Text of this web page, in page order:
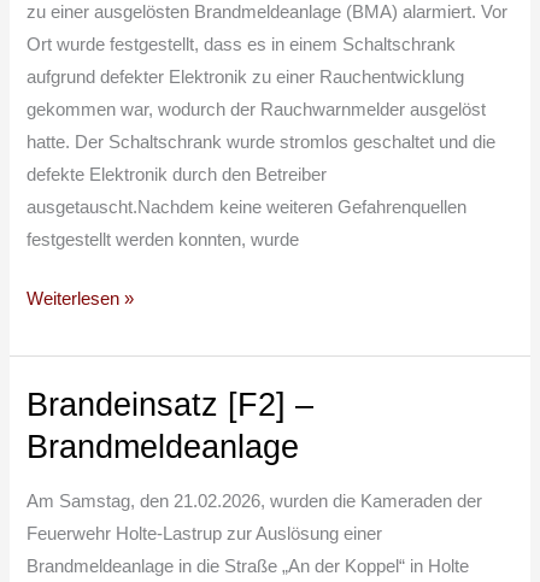
zu einer ausgelösten Brandmeldeanlage (BMA) alarmiert. Vor
Ort wurde festgestellt, dass es in einem Schaltschrank
aufgrund defekter Elektronik zu einer Rauchentwicklung
gekommen war, wodurch der Rauchwarnmelder ausgelöst
hatte. Der Schaltschrank wurde stromlos geschaltet und die
defekte Elektronik durch den Betreiber
ausgetauscht.Nachdem keine weiteren Gefahrenquellen
festgestellt werden konnten, wurde
Weiterlesen »
Brandeinsatz [F2] –
Brandmeldeanlage
Am Samstag, den 21.02.2026, wurden die Kameraden der
Feuerwehr Holte-Lastrup zur Auslösung einer
Brandmeldeanlage in die Straße „An der Koppel“ in Holte
Brandeinsatz
–
Brandmeldeanlage